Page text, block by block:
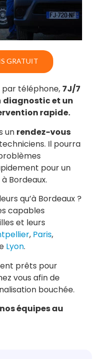
GRATUIT
par téléphone, 7J/7
diagnostic et un
rapide.
un rendez-vous
Il pourra
pour un
Bordeaux.
qu’à Bordeaux ?
capables
et leurs
, Paris,
Lyon.
prêts pour
vous afin de
bouchée.
équipes au